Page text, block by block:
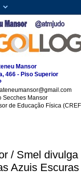
Mansor
466 - Piso Superior
Secches Mansor
de Educação Física
/ Smel
Azuis